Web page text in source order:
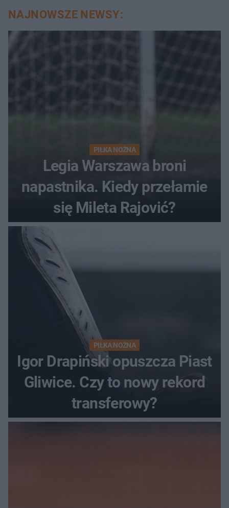
NAJNOWSZE NEWSY:
PIŁKA NOŻNA
Legia Warszawa broni
napastnika. Kiedy przełamie
się Mileta Rajović?
PIŁKA NOŻNA
Igor Drapiński opuszcza Piast
Gliwice. Czy to nowy rekord
transferowy?